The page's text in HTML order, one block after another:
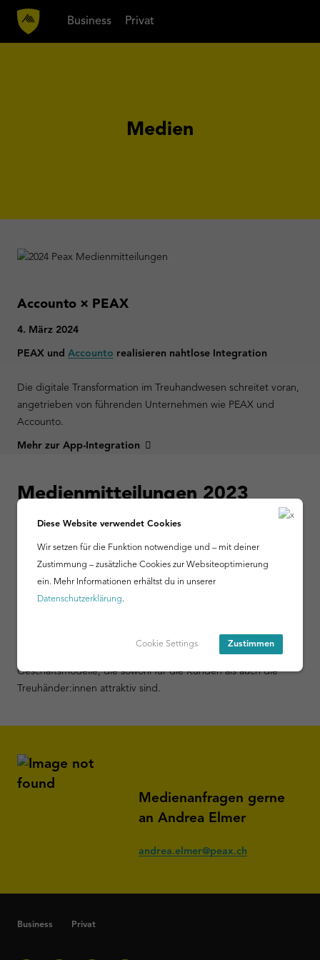
Business Privat
Medien
Accounto × PEAX
4. März 2024
PEAX und Accounto realisieren nahtlose Integration
Die digitale Transformation im Treuhandwesen schreitet voran,
angetrieben von führenden Unternehmen wie PEAX und
Accounto.
Mehr zur App-Integration
Medienmitteilungen 2023
Accounto × PEAX
Der PEAX-Accounto-Workflow legt den Grundstein für neue
Geschäftsmodelle, die sowohl für die Kunden als auch die
Treuhänder:innen attraktiv sind.
Medienanfragen gerne
an Andrea Elmer
andrea.elmer@peax.ch
Business Privat
Diese Website verwendet Cookies
Wir setzen für die Funktion notwendige und – mit deiner
Zustimmung – zusätzliche Cookies zur Websiteoptimierung
ein. Mehr Informationen erhältst du in unserer
Datenschutzerklärung.
Cookie Settings Zustimmen